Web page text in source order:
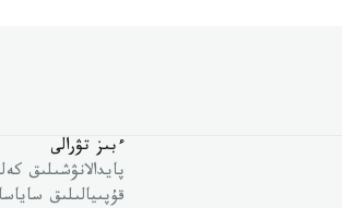
ءبىز تۋرالى
پايدالانۋشىلىق
قۇپىيالىلىق